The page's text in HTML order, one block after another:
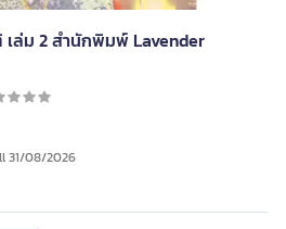
ล่ม 2 สำนักพิมพ์ Lavender
31/08/2026